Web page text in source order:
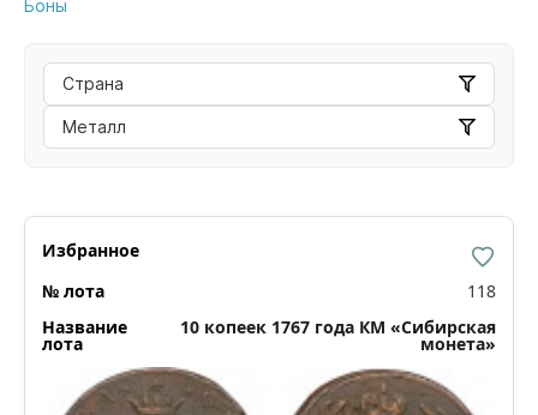
Боны
Страна
Металл
118
10 копеек 1767 года КМ «Сибирская
монета»